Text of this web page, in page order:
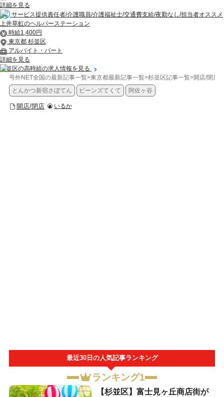
詳細を見る
サービス提供責任者/介護職員/介護福祉士/交通費支給/夜勤なし/担当者オススメ
上井草虹のヘルパーステーション
時給1,400円
東京都 杉並区
アルバイト・パート
詳細を見る
杉並区の高時給の求人情報を見る
号外NET全国の最新記事一覧>東京都最新記事一覧>杉並区記事一覧>開店/閉店
とんかつ新宿さぼてん
ビーンズてくて 阿佐ヶ谷
開店/閉店 いるか
最近30日の人気記事ランキング
ランキング1
【杉並区】富士見ヶ丘商店街が